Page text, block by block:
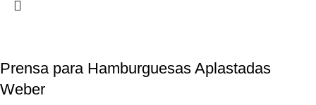
Prensa para Hamburguesas Aplastadas
Weber